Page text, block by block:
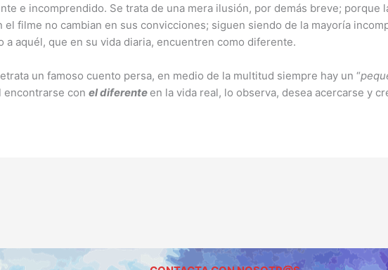
e incomprendido. Se trata de una mera ilusión, por demás breve; porque
el filme no cambian en sus convicciones; siguen siendo de la mayoría
a aquél, que en su vida diaria, encuentren como diferente.
un famoso cuento persa, en medio de la multitud siempre hay un “
encontrarse conel diferente en la vida real, lo observa, desea acercarse y